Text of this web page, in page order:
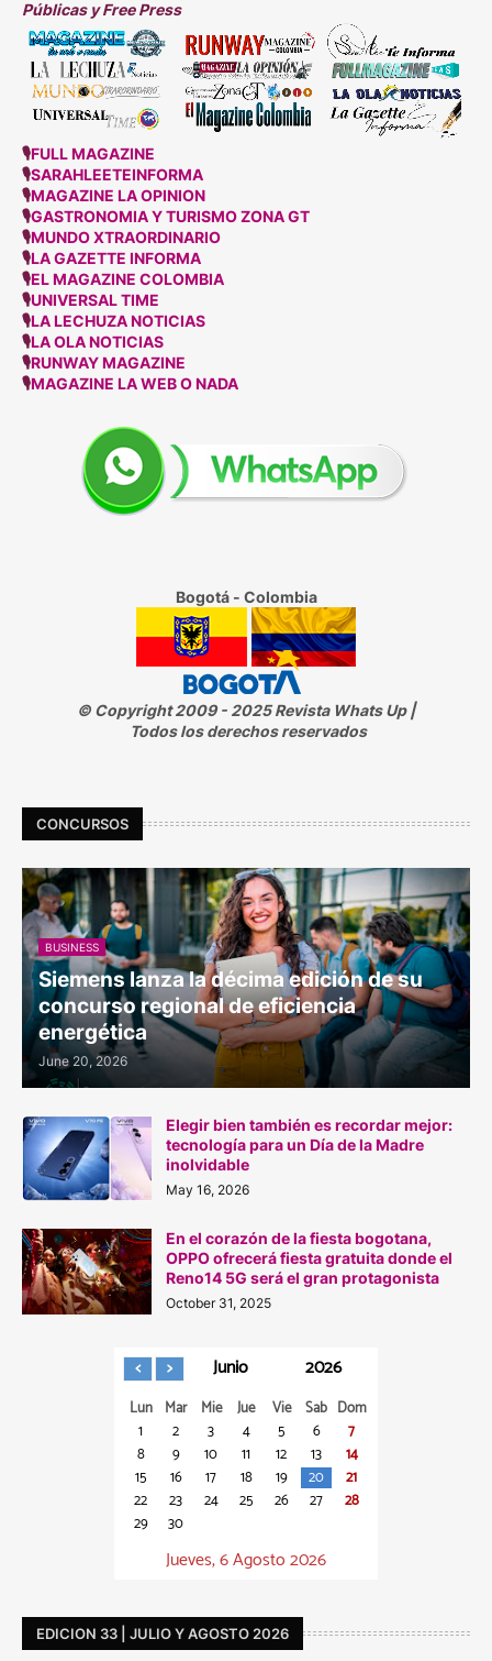
Públicas y Free Press
🎙FULL MAGAZINE
🎙SARAHLEETEINFORMA
🎙MAGAZINE LA OPINION
🎙GASTRONOMIA Y TURISMO ZONA GT
🎙MUNDO XTRAORDINARIO
🎙LA GAZETTE INFORMA
🎙EL MAGAZINE COLOMBIA
🎙UNIVERSAL TIME
🎙LA LECHUZA NOTICIAS
🎙LA OLA NOTICIAS
🎙RUNWAY MAGAZINE
🎙MAGAZINE LA WEB O NADA
Bogotá - Colombia
© Copyright 2009 - 2025 Revista Whats Up |
Todos los derechos reservados
CONCURSOS
BUSINESS
Siemens lanza la décima edición de su
concurso regional de eficiencia
energética
June 20, 2026
Elegir bien también es recordar mejor:
tecnología para un Día de la Madre
inolvidable
May 16, 2026
En el corazón de la fiesta bogotana,
OPPO ofrecerá fiesta gratuita donde el
Reno14 5G será el gran protagonista
October 31, 2025
Junio 2026
Lun Mar Mie Jue Vie Sab Dom
1
2 3 4 5 6
7
8
9 10 11 12 13
14
15
16 17 18 19 20
21
22
23 24 25 26 27
28
29
30
Jueves, 6 Agosto 2026
EDICION 33 | JULIO Y AGOSTO 2026